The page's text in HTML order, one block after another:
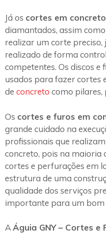
Já os cortes em
diamantados, assim
realizar um corte preciso,
realizado de forma
competentes. Os discos
usados para fazer cortes
de concreto como pilares,
Os cortes e furos em
grande cuidado na
profissionais que
concreto, pois na maioria
cortes e perfurações em
estrutura de uma
qualidade dos serviços
importante para um bom
AÁguia GNY – Cortes e